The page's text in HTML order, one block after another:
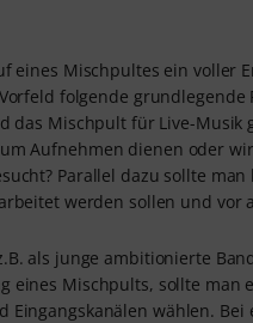
eines Mischpultes ein voller
folgende grundlegende
das Mischpult für Live-Musik
Aufnehmen dienen oder
Parallel dazu sollte
werden sollen und vor
als junge ambitionierte
eines Mischpults, sollte man
Eingangskanälen wählen. Bei